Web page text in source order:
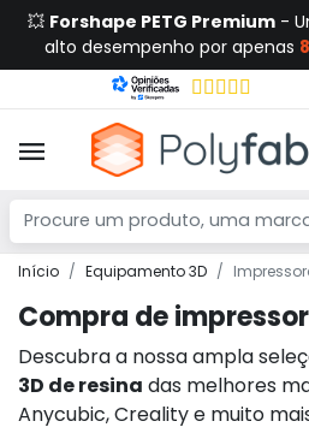
💥 Forshape PETG Premium -
alto desempenho por apenas
Início Equipamento 3D
Compra de
Descubra a nossa ampla
3D de resina das melhores
Anycubic, Creality e muito